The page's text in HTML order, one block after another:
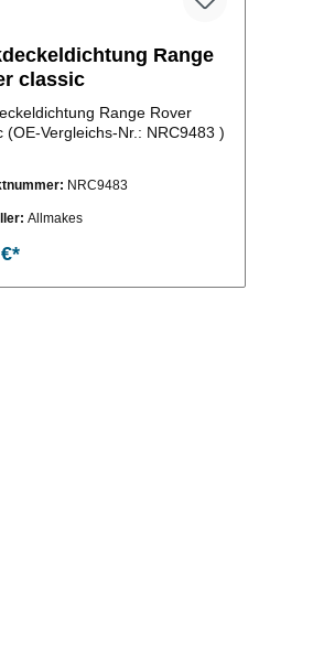
Range
classic
Range Rover
(OE-Vergleichs-Nr.: NRC9483 )
NRC9483
Allmakes